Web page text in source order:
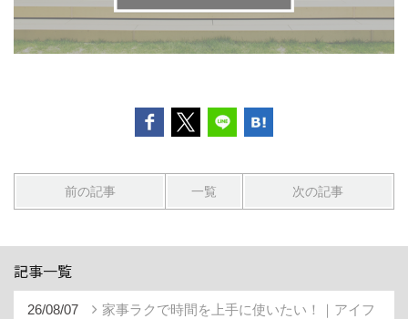
前の記事 一覧 次の記事
記事一覧
26/08/07
家事ラクで時間を上手に使いたい！｜アイフ